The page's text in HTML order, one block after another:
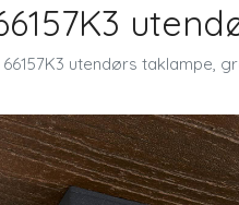
66157K3 utendørs taklampe,